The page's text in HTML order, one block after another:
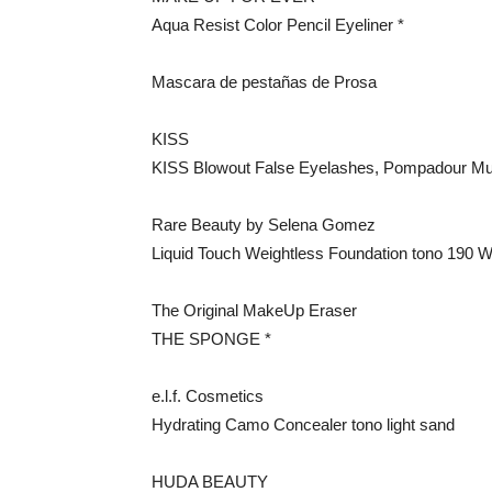
Aqua Resist Color Pencil Eyeliner *
Mascara de pestañas de Prosa
KISS
KISS Blowout False Eyelashes, Pompadour
Rare Beauty by Selena Gomez
Liquid Touch Weightless Foundation tono 190 W
The Original MakeUp Eraser
THE SPONGE *
e.l.f. Cosmetics
Hydrating Camo Concealer tono light sand
HUDA BEAUTY